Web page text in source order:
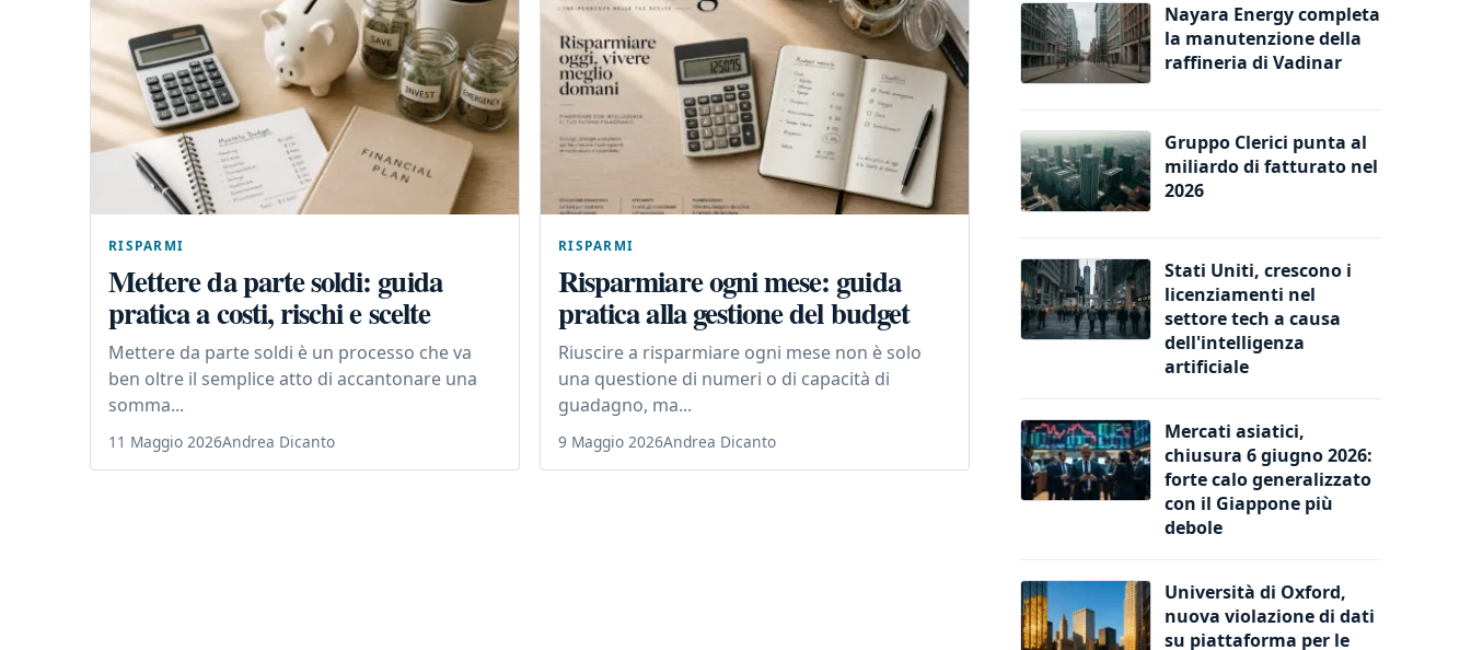
RISPARMI
Mettere da parte soldi: guida
pratica a costi, rischi e scelte
Mettere da parte soldi è un processo che va
ben oltre il semplice atto di accantonare una
somma...
11 Maggio 2026Andrea Dicanto
RISPARMI
Risparmiare ogni mese: guida
pratica alla gestione del budget
Riuscire a risparmiare ogni mese non è solo
una questione di numeri o di capacità di
guadagno, ma...
9 Maggio 2026Andrea Dicanto
Nayara Energy completa
la manutenzione della
raffineria di Vadinar
Gruppo Clerici punta al
miliardo di fatturato nel
2026
Stati Uniti, crescono i
licenziamenti nel
settore tech a causa
dell'intelligenza
artificiale
Mercati asiatici,
chiusura 6 giugno 2026:
forte calo generalizzato
con il Giappone più
debole
Università di Oxford,
nuova violazione di dati
su piattaforma per le